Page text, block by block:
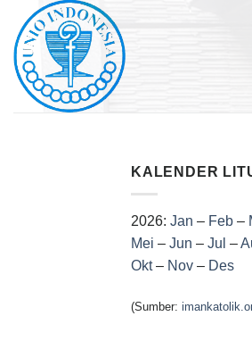
content
KALENDER
2026: Jan – Feb –
Mei – Jun – Jul –
Okt– Nov – Des
(Sumber: